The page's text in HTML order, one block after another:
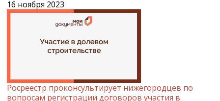
16 ноября 2023
Росреестр проконсультирует нижегородцев по
вопросам регистрации договоров участия в